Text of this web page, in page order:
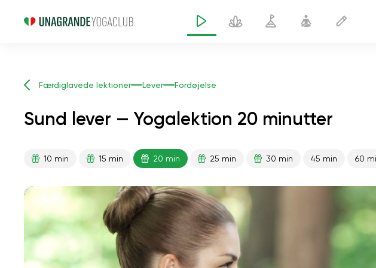
Færdiglavede lektioner Lever Fordøjelse
Sund lever — Yogalektion 20 minutter
10 min 15 min 20 min 25 min 30 min 45 min 60